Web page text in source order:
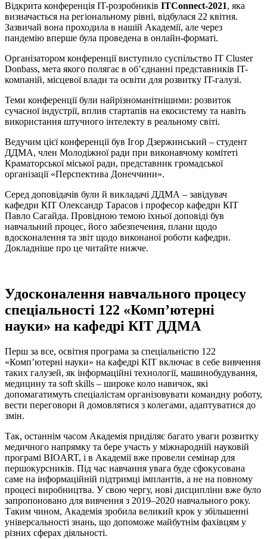
Відкрита конференція IT-розробників ITConnect-2021, яка
визначається на регіональному рівні, відбулася 22 квітня.
Зазвичай вона проходила в нашій Академії, але через
пандемію вперше була проведена в онлайн-форматі.
Організатором конференції виступило суспільство IT Cluster
Donbass, мета якого полягає в об’єднанні представників IT-
компаній, місцевої влади та освіти для розвитку IT-галузі.
Теми конференції були найрізноманітнішими: розвиток
сучасної індустрії, вплив стартапів на екосистему та навіть
використання штучного інтелекту в реальному світі.
Ведучим цієї конференції був Ігор Дзержинський – студент
ДДМА, член Молодіжної ради при виконавчому комітеті
Краматорської міської ради, представник громадської
організації «Перспектива Донеччини».
Серед доповідачів були й викладачі ДДМА – завідувач
кафедри КІТ Олександр Тарасов і професор кафедри КІТ
Павло Сагайда. Провідною темою їхньої доповіді був
навчальний процес, його забезпечення, плани щодо
вдосконалення та звіт щодо виконаної роботи кафедри.
Докладніше про це читайте нижче.
Удосконалення навчального процесу
спеціальності 122 «Комп’ютерні
науки» на кафедрі КІТ ДДМА
Перш за все, освітня програма за спеціальністю 122
«Комп’ютерні науки» на кафедрі КІТ включає в себе вивчення
таких галузей, як інформаційні технології, машинобудування,
медицину та soft skills – широке коло навичок, які
допомагатимуть спеціалістам організовувати командну роботу,
вести переговори й домовлятися з колегами, адаптуватися до
змін.
Так, останнім часом Академія приділяє багато уваги розвитку
медичного напрямку та бере участь у міжнародній науковій
програмі BIOART, і в Академії вже провели семінар для
першокурсників. Під час навчання увага буде сфокусована
саме на інформаційній підтримці імплантів, а не на повному
процесі виробництва. У свою чергу, нові дисципліни вже було
запропоновано для вивчення з 2019–2020 навчального року.
Таким чином, Академія зробила великий крок у збільшенні
універсальності знань, що допоможе майбутнім фахівцям у
різних сферах діяльності.